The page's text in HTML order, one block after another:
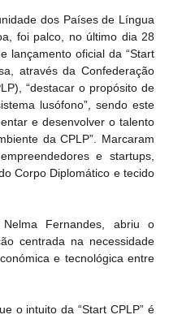
dos Países de Língua
foi palco, no último dia 28
lançamento oficial da “Start
através da Confederação
“destacar o propósito de
lusófono”, sendo este
e desenvolver o talento
da CPLP”. Marcaram
e startups,
Corpo Diplomático e tecido
Fernandes, abriu o
centrada na necessidade
e tecnológica entre
o intuito da “Start CPLP” é